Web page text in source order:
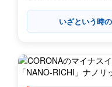
いざという時